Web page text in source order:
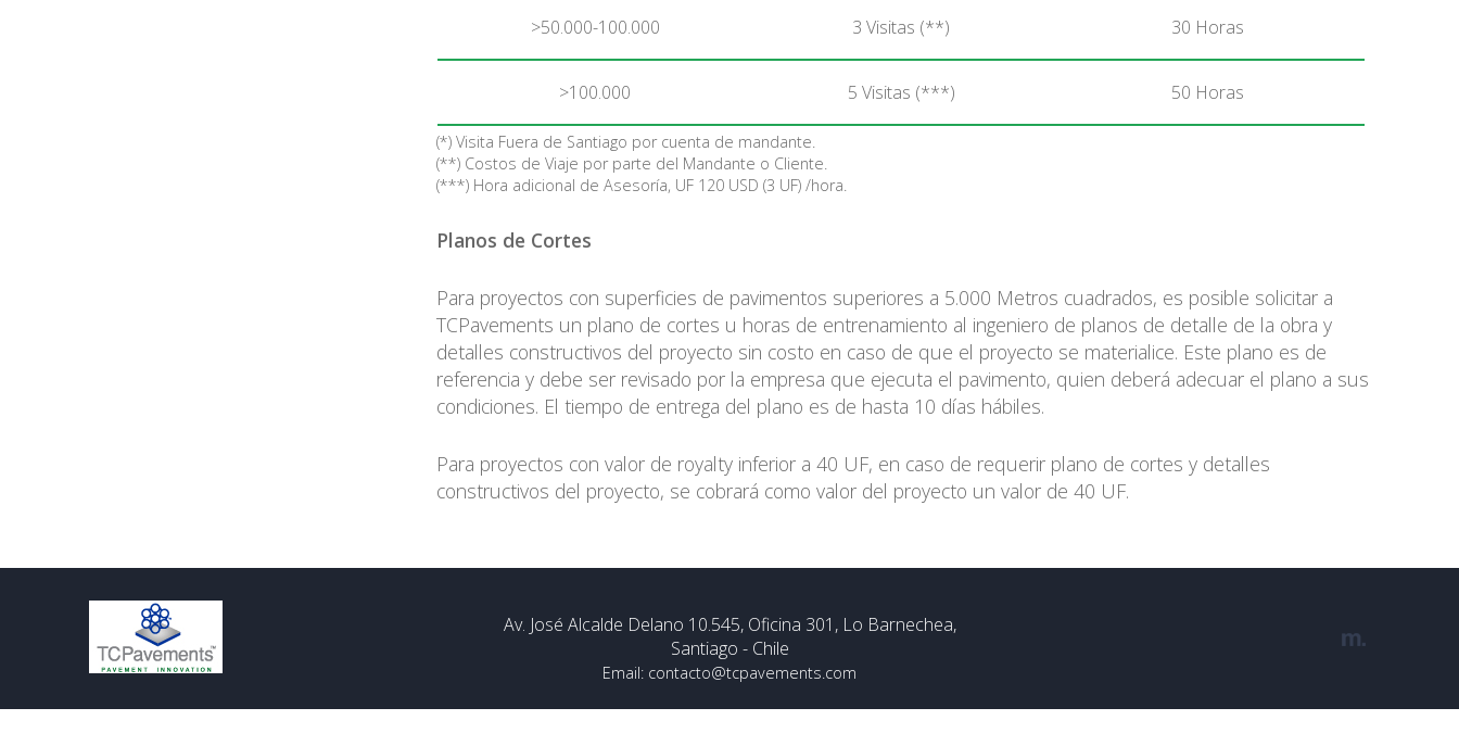
>50.000-100.000 3 Visitas (**) 30 Horas
>100.000 5 Visitas (***) 50 Horas
(*) Visita Fuera de Santiago por cuenta de mandante.
(**) Costos de Viaje por parte del Mandante o Cliente.
(***) Hora adicional de Asesoría, UF 120 USD (3 UF) /hora.
Planos de Cortes
Para proyectos con superficies de pavimentos superiores a 5.000 Metros cuadrados, es posible solicitar a
TCPavements un plano de cortes u horas de entrenamiento al ingeniero de planos de detalle de la obra y
detalles constructivos del proyecto sin costo en caso de que el proyecto se materialice. Este plano es de
referencia y debe ser revisado por la empresa que ejecuta el pavimento, quien deberá adecuar el plano a sus
condiciones. El tiempo de entrega del plano es de hasta 10 días hábiles.
Para proyectos con valor de royalty inferior a 40 UF, en caso de requerir plano de cortes y detalles
constructivos del proyecto, se cobrará como valor del proyecto un valor de 40 UF.
Av. José Alcalde Delano 10.545, Oficina 301, Lo Barnechea,
Santiago - Chile
Email: contacto@tcpavements.com